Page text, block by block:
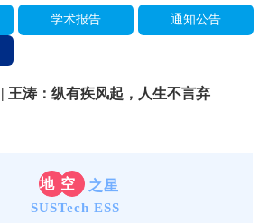
学术报告 通知公告
王涛：纵有疾风起，人生不言弃
地 空 之星
SUSTech ESS